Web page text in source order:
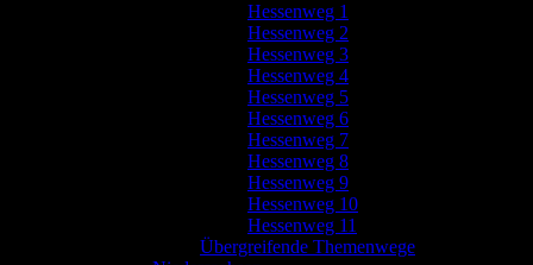
Hessenweg 1
Hessenweg 2
Hessenweg 3
Hessenweg 4
Hessenweg 5
Hessenweg 6
Hessenweg 7
Hessenweg 8
Hessenweg 9
Hessenweg 10
Hessenweg 11
Übergreifende Themenwege